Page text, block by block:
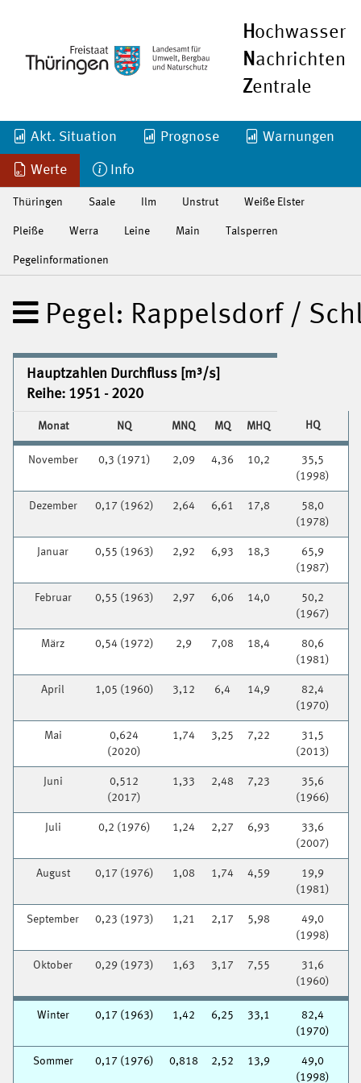
Hochwasser
Nachrichten
Zentrale
Akt. Situation Prognose Warnungen
Werte Info
Thüringen Saale Ilm Unstrut Weiße Elster
Pleiße Werra Leine Main Talsperren
Pegelinformationen
Pegel: Rappelsdorf /
Hauptzahlen Durchfluss [m³/s]
Reihe: 1951 - 2020
Monat NQ MNQ MQ MHQ HQ
November 0,3 (1971) 2,09 4,36 10,2
35,5
(1998)
Dezember 0,17 (1962) 2,64 6,61 17,8
58,0
(1978)
Januar 0,55 (1963) 2,92 6,93 18,3
65,9
(1987)
Februar 0,55 (1963) 2,97 6,06 14,0
50,2
(1967)
März 0,54 (1972) 2,9 7,08 18,4
80,6
(1981)
April 1,05 (1960) 3,12 6,4 14,9
82,4
(1970)
Mai
0,624
(2020)
1,74 3,25 7,22
31,5
(2013)
Juni
0,512
(2017)
1,33 2,48 7,23
35,6
(1966)
Juli 0,2 (1976) 1,24 2,27 6,93
33,6
(2007)
August 0,17 (1976) 1,08 1,74 4,59
19,9
(1981)
September 0,23 (1973) 1,21 2,17 5,98
49,0
(1998)
Oktober 0,29 (1973) 1,63 3,17 7,55
31,6
(1960)
Winter 0,17 (1963) 1,42 6,25 33,1
82,4
(1970)
Sommer 0,17 (1976) 0,818 2,52 13,9
49,0
(1998)